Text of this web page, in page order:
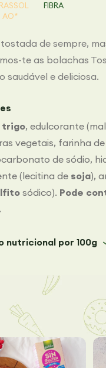
AO*
FIBRA
de sempre,
te as bolachas
saudável e deliciosa.
trigo, edulcorante
vegetais, farinha de
de sódio,
(lecitina de soja),
sódico). Pode
nutricional por 100g